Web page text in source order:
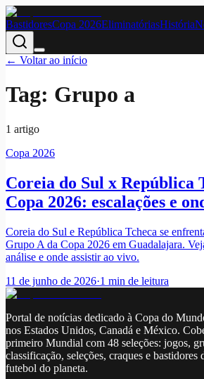
BastidoresCopa 2026EliminatóriasHistória
← Voltar ao início
Tag: Grupo a
1 artigo
Copa 2026
Coreia do Sul x República
Copa 2026: escalações e
Coreia do Sul e República Tcheca se
Grupo A da Copa 2026 em Guadalajara.
análise e onde assistir ao vivo.
11 de junho de 2026·1 min de leitura
Portal de notícias dedicado à Copa do
nos Estados Unidos, Canadá e México.
primeiro Mundial com 48 seleções: jogos,
classificação, seleções, craques e
futebol do planeta.